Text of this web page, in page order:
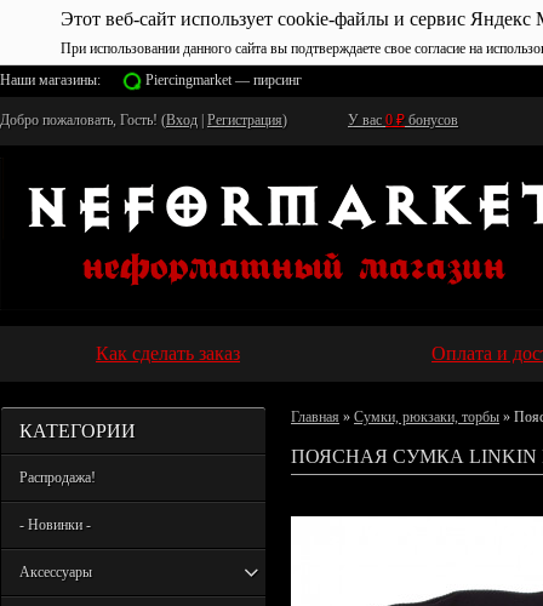
Этот веб-сайт использует cookie-файлы и сервис Яндекс
При использовании данного сайта вы подтверждаете свое согласие на
Наши магазины:
Piercingmarket — пирсинг
Добро пожаловать, Гость! (Вход Регистрация) У вас 0 ₽ бонусов
Как сделать заказ Оплата и
КАТЕГОРИИ
Распродажа!
- Новинки -
Аксессуары
Главная » Сумки, рюкзаки, торбы »
ПОЯСНАЯ СУМКА LINKIN